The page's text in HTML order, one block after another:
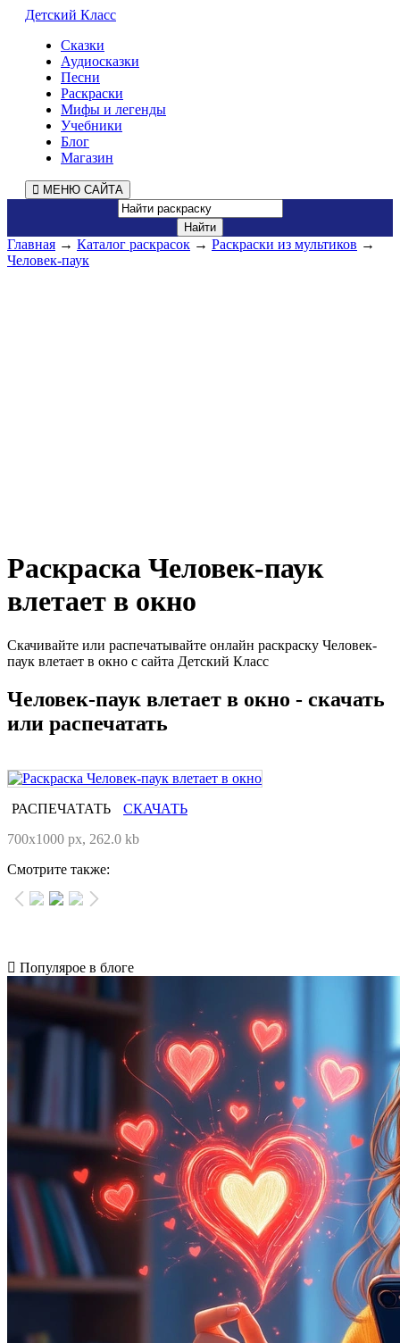
Детский Класс
Сказки
Аудиосказки
Песни
Раскраски
Мифы и легенды
Учебники
Блог
Магазин
МЕНЮ САЙТА
Главная → Каталог раскрасок → Раскраски из мультиков →
Человек-паук
Раскраска Человек-паук
влетает в окно
Скачивайте или распечатывайте онлайн раскраску Человек-
паук влетает в окно с сайта Детский Класс
Человек-паук влетает в окно - скачать
или распечатать
РАСПЕЧАТАТЬ
СКАЧАТЬ
700x1000 px, 262.0 kb
Смотрите также:
Популярое в блоге